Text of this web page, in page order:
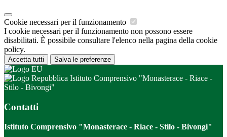
Cookie necessari per il funzionamento
I cookie necessari per il funzionamento non possono essere
disabilitati. È possibile consultare l'elenco nella pagina della cookie
policy.
Accetta tutti Salva le preferenze
Istituto Comprensivo "Monasterace - Riace -
Stilo - Bivongi"
Contatti
Istituto Comprensivo "Monasterace - Riace - Stilo - Bivongi"